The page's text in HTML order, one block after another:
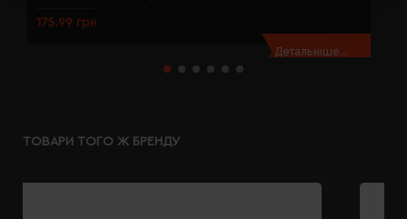
175.99 грн
Детальніше...
ТОВАРИ ТОГО Ж БРЕНДУ